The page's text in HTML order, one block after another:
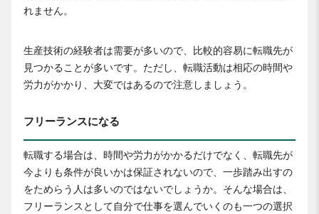
れません。
生産技術の経験者は需要が多いので、比較的容易に転職先が
見つかることが多いです。ただし、転職活動は相応の時間や
労力がかかり、大変ではあるので注意しましょう。
フリーランスになる
転職する場合は、時間や労力がかかるだけでなく、転職先が
今よりも条件が良いかは保証されないので、一歩踏み出すの
をためらう人は多いのではないでしょうか。そんな場合は、
フリーランスとして自分で仕事を選んでいくのも一つの選択